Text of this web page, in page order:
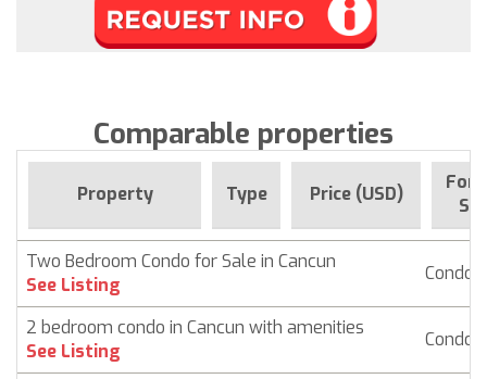
Comparable properties
Property Type Price (USD)
For
Two Bedroom Condo for Sale in Cancun
See Listing
Condo
2 bedroom condo in Cancun with amenities
See Listing
Condo